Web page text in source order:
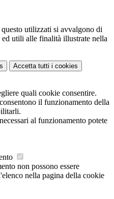
utilizzati si avvalgono di
utili alle finalità illustrate nella
Accetta tutti i cookies
quali cookie consentire.
il funzionamento della
al funzionamento potete
non possono essere
nella pagina della cookie